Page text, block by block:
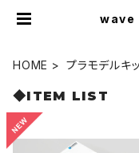
wave
HOME プラモデルキ
◆ITEM LIST